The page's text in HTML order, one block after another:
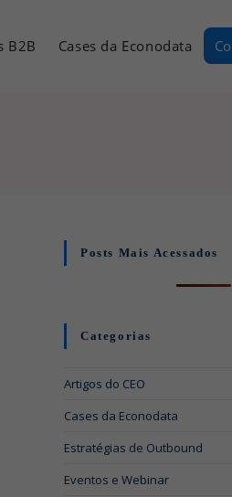
B2B Cases da Econodata
Posts Mais Acessados
Categorias
Artigos do CEO
Cases da Econodata
Estratégias de Outbound
Eventos e Webinar